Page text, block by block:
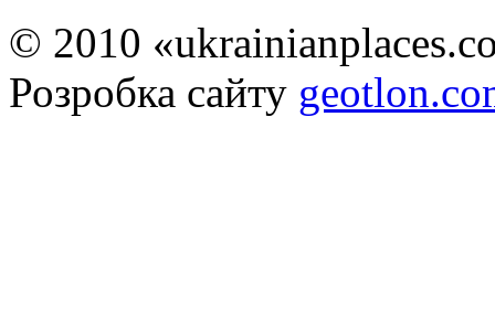
© 2010
Розробка сайту